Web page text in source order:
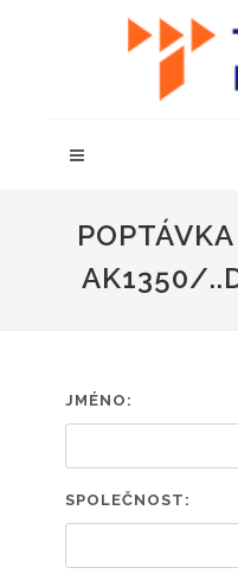
AK1350/
JMÉNO:
SPOLEČNOST: